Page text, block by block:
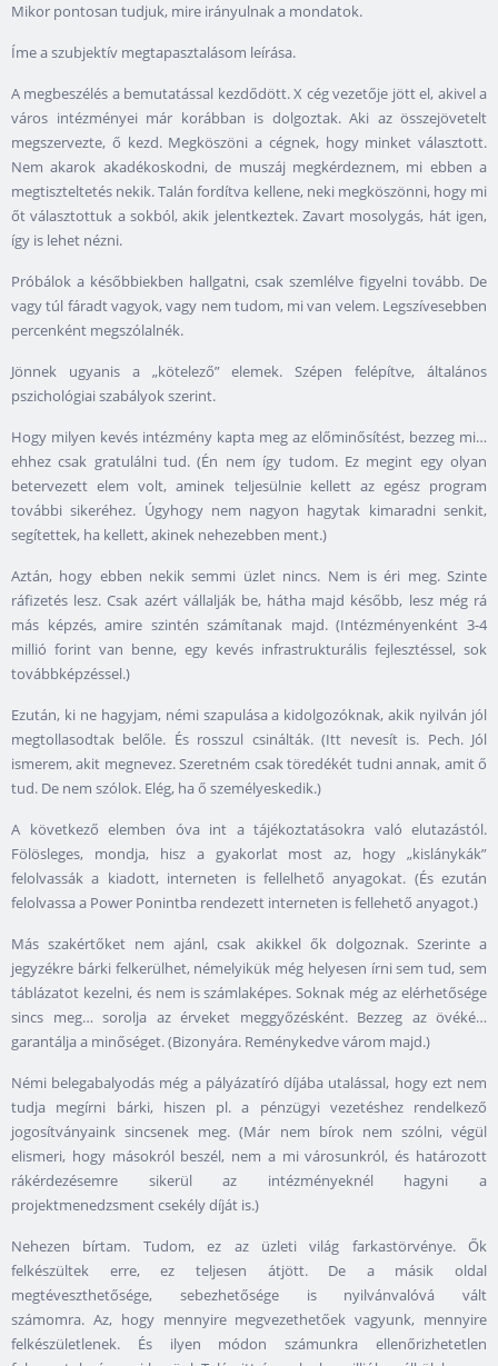
Mikor pontosan tudjuk, mire irányulnak a mondatok.
Íme a szubjektív megtapasztalásom leírása.
A megbeszélés a bemutatással kezdődött. X cég vezetője jött el, akivel a
város intézményei már korábban is dolgoztak. Aki az összejövetelt
megszervezte, ő kezd. Megköszöni a cégnek, hogy minket választott.
Nem akarok akadékoskodni, de muszáj megkérdeznem, mi ebben a
megtiszteltetés nekik. Talán fordítva kellene, neki megköszönni, hogy mi
őt választottuk a sokból, akik jelentkeztek. Zavart mosolygás, hát igen,
így is lehet nézni.
Próbálok a későbbiekben hallgatni, csak szemlélve figyelni tovább. De
vagy túl fáradt vagyok, vagy nem tudom, mi van velem. Legszívesebben
percenként megszólalnék.
Jönnek ugyanis a „kötelező” elemek. Szépen felépítve, általános
pszichológiai szabályok szerint.
Hogy milyen kevés intézmény kapta meg az előminősítést, bezzeg mi…
ehhez csak gratulálni tud. (Én nem így tudom. Ez megint egy olyan
betervezett elem volt, aminek teljesülnie kellett az egész program
további sikeréhez. Úgyhogy nem nagyon hagytak kimaradni senkit,
segítettek, ha kellett, akinek nehezebben ment.)
Aztán, hogy ebben nekik semmi üzlet nincs. Nem is éri meg. Szinte
ráfizetés lesz. Csak azért vállalják be, hátha majd később, lesz még rá
más képzés, amire szintén számítanak majd. (Intézményenként 3-4
millió forint van benne, egy kevés infrastrukturális fejlesztéssel, sok
továbbképzéssel.)
Ezután, ki ne hagyjam, némi szapulása a kidolgozóknak, akik nyilván jól
megtollasodtak belőle. És rosszul csinálták. (Itt nevesít is. Pech. Jól
ismerem, akit megnevez. Szeretném csak töredékét tudni annak, amit ő
tud. De nem szólok. Elég, ha ő személyeskedik.)
A következő elemben óva int a tájékoztatásokra való elutazástól.
Fölösleges, mondja, hisz a gyakorlat most az, hogy „kislánykák”
felolvassák a kiadott, interneten is fellelhető anyagokat. (És ezután
felolvassa a Power Ponintba rendezett interneten is fellehető anyagot.)
Más szakértőket nem ajánl, csak akikkel ők dolgoznak. Szerinte a
jegyzékre bárki felkerülhet, némelyikük még helyesen írni sem tud, sem
táblázatot kezelni, és nem is számlaképes. Soknak még az elérhetősége
sincs meg… sorolja az érveket meggyőzésként. Bezzeg az övéké…
garantálja a minőséget. (Bizonyára. Reménykedve várom majd.)
Némi belegabalyodás még a pályázatíró díjába utalással, hogy ezt nem
tudja megírni bárki, hiszen pl. a pénzügyi vezetéshez rendelkező
jogosítványaink sincsenek meg. (Már nem bírok nem szólni, végül
elismeri, hogy másokról beszél, nem a mi városunkról, és határozott
rákérdezésemre sikerül az intézményeknél hagyni a
projektmenedzsment csekély díját is.)
Nehezen bírtam. Tudom, ez az üzleti világ farkastörvénye. Ők
felkészültek erre, ez teljesen átjött. De a másik oldal
megtéveszthetősége, sebezhetősége is nyilvánvalóvá vált
számomra. Az, hogy mennyire megvezethetőek vagyunk, mennyire
felkészületlenek. És ilyen módon számunkra ellenőrizhetetlen